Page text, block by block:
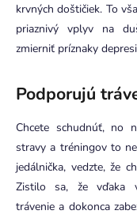
krvných doštičiek. To
priaznivý vplyv na
zmierniť príznaky
Podporujú
Chcete schudnúť, no
stravy a tréningov to
jedálnička, vedzte, že
Zistilo sa, že vďaka
trávenie a dokonca